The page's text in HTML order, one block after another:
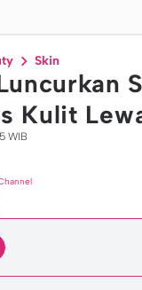
Skin
Kulit
WIB